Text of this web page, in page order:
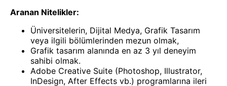
Aranan Nitelikler:
Üniversitelerin, Dijital Medya, Grafik Tasarım
veya ilgili bölümlerinden mezun olmak,
Grafik tasarım alanında en az 3 yıl deneyim
sahibi olmak.
Adobe Creative Suite (Photoshop, Illustrator,
InDesign, After Effects vb.) programlarına ileri